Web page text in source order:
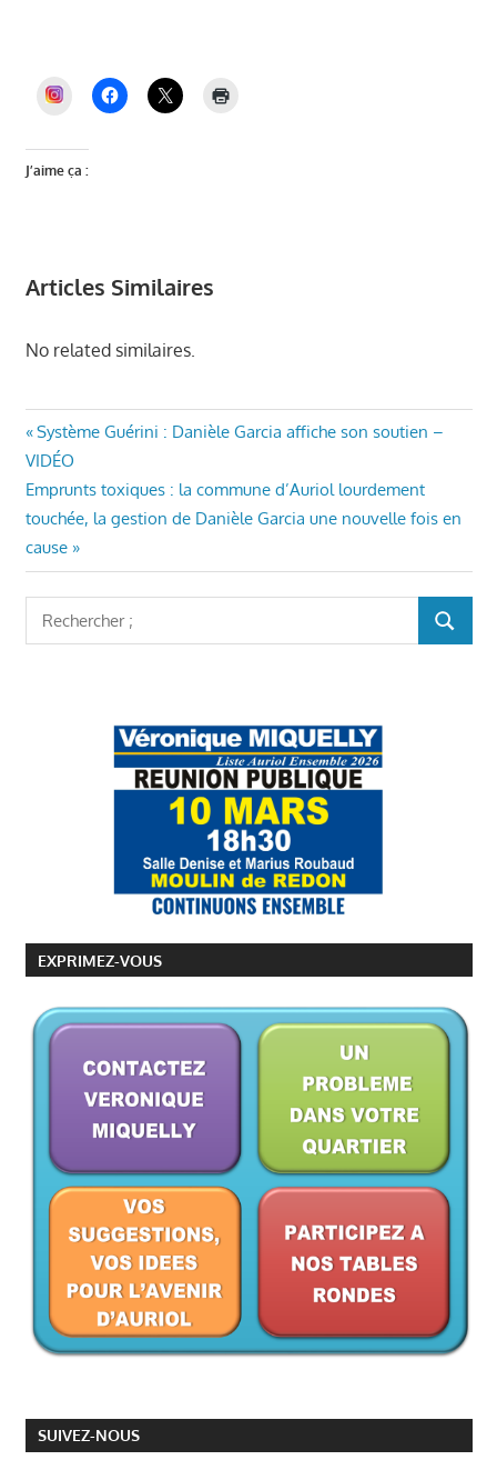
INSTAGRAM
J’aime ça :
Articles Similaires
No related similaires.
AURIOL
ENSEMBLE
ET
FINANCES
AURIOL
CONSEILS
MUNICIPAUX
AURIOL
Navigation
de
l’article
Article
précédent
:
Système Guérini : Danièle Garcia affiche son soutien –
VIDÉO
Article
suivant
:
Emprunts toxiques : la commune d’Auriol lourdement
touchée, la gestion de Danièle Garcia une nouvelle fois en
cause
Rechercher
:
EXPRIMEZ-VOUS
SUIVEZ-NOUS